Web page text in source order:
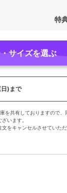
特
サイズを選ぶ
)まで
を共有しておりますので
います。
をキャンセルさせていた